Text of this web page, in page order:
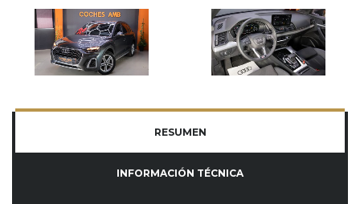
RESUMEN
INFORMACIÓN TÉCNICA